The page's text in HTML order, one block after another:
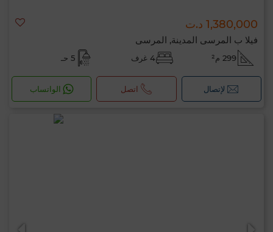
1,380,000 د.ت
فيلا ب المرسى المدينة, المرسى
299 م² 4 غرف 5 حـ
لإتصال اتصل الواتساب